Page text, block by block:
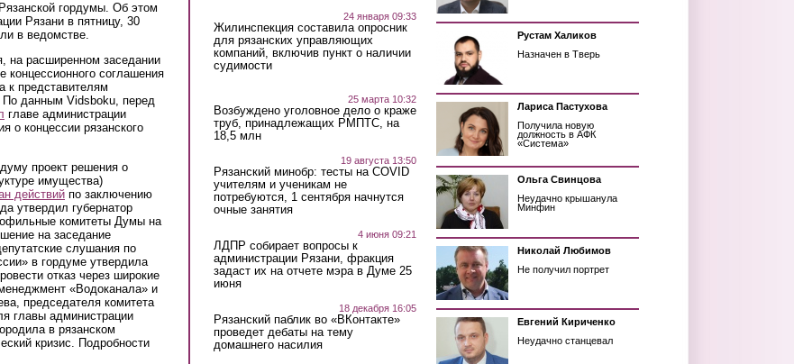
гордумы. Об этом
Рязани в пятницу, 30
в ведомстве.
на расширенном заседании
концессионного соглашения
к представителям
По данным Vidsboku, перед
главе администрации
о концессии рязанского
проект решения о
имущества)
действий по заключению
утвердил губернатор
комитеты Думы на
на заседание
слушания по
в гордуме утвердила
отказ через широкие
«Водоканала» и
председателя комитета
главы администрации
в рязанском
кризис. Подробности
24 января 09:33
Жилинспекция составила опросник
для рязанских управляющих
компаний, включив пункт о наличии
судимости
25 марта 10:32
Возбуждено уголовное дело о краже
труб, принадлежащих РМПТС, на
18,5 млн
19 августа 13:50
Рязанский минобр: тесты на COVID
учителям и ученикам не
потребуются, 1 сентября начнутся
очные занятия
4 июня 09:21
ЛДПР собирает вопросы к
администрации Рязани, фракция
задаст их на отчете мэра в Думе 25
июня
18 декабря 16:05
Рязанский паблик во «ВКонтакте»
проведет дебаты на тему
домашнего насилия
Рустам Халиков
Назначен в Тверь
Лариса Пастухова
Получила новую
должность в АФК
«Система»
Ольга Свинцова
Неудачно крышанула
Минфин
Николай Любимов
Не получил портрет
Евгений Кириченко
Неудачно станцевал